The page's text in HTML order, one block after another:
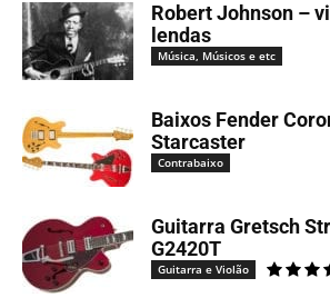
Robert Johnson –
lendas
Música, Músicos e etc
Baixos Fender
Starcaster
Contrabaixo
Guitarra Gretsch
G2420T
Guitarra e Violão